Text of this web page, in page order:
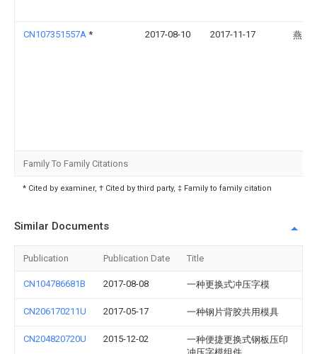
CN107351557A * 2017-08-10 2017-11-17 燕山
Family To Family Citations
* Cited by examiner, † Cited by third party, ‡ Family to family citation
Similar Documents
Publication Publication Date Title
CN104786681B 2017-08-08 一种更换式冲压字模
CN206170211U 2017-05-17 一种钢片背胶共用模具
CN204820720U 2015-12-02
一种便捷更换式钢板压印